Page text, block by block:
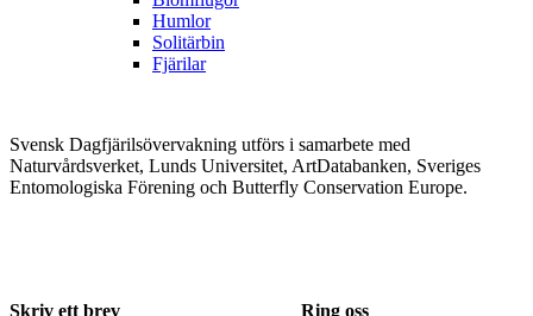
Humlor
Solitärbin
Fjärilar
Svensk Dagfjärilsövervakning utförs i samarbete med
Naturvårdsverket, Lunds Universitet, ArtDatabanken, Sveriges
Entomologiska Förening och Butterfly Conservation Europe.
Skriv ett brev Ring oss